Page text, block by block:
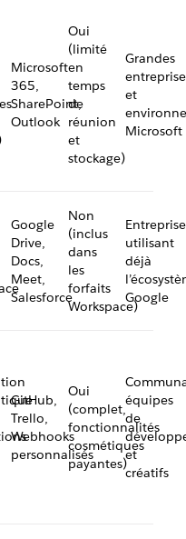
Microsoft
365,
SharePoint,
Outlook
Oui
(limité
en
temps
de
réunion
et
stockage)
Grandes
et
Microsoft
Google
Drive,
Docs,
Meet,
Salesforce
Non
(inclus
dans
les
forfaits
Workspace)
utilisant
déjà
Google
GitHub,
Trello,
Webhooks
personnalisés
Oui
(complet,
fonctionnalités
cosmétiques
payantes)
équipes
de
et
créatifs